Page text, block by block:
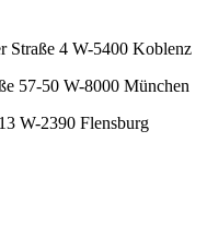
Straße 4 W-5400 Koblenz
57-50 W-8000 München
W-2390 Flensburg